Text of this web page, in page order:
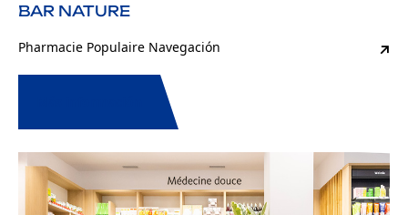
BAR NATURE
Pharmacie Populaire Navegación